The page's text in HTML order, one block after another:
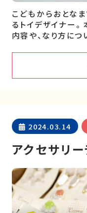
こどもからおとな
るトイデザイナー
内容や、なり方につ
2024.03.14
アクセサリ